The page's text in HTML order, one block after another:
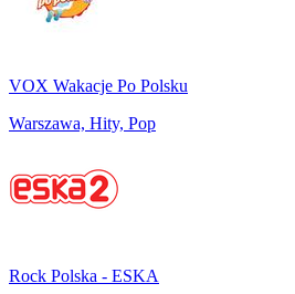
VOX Wakacje Po Polsku
Warszawa, Hity, Pop
Rock Polska - ESKA